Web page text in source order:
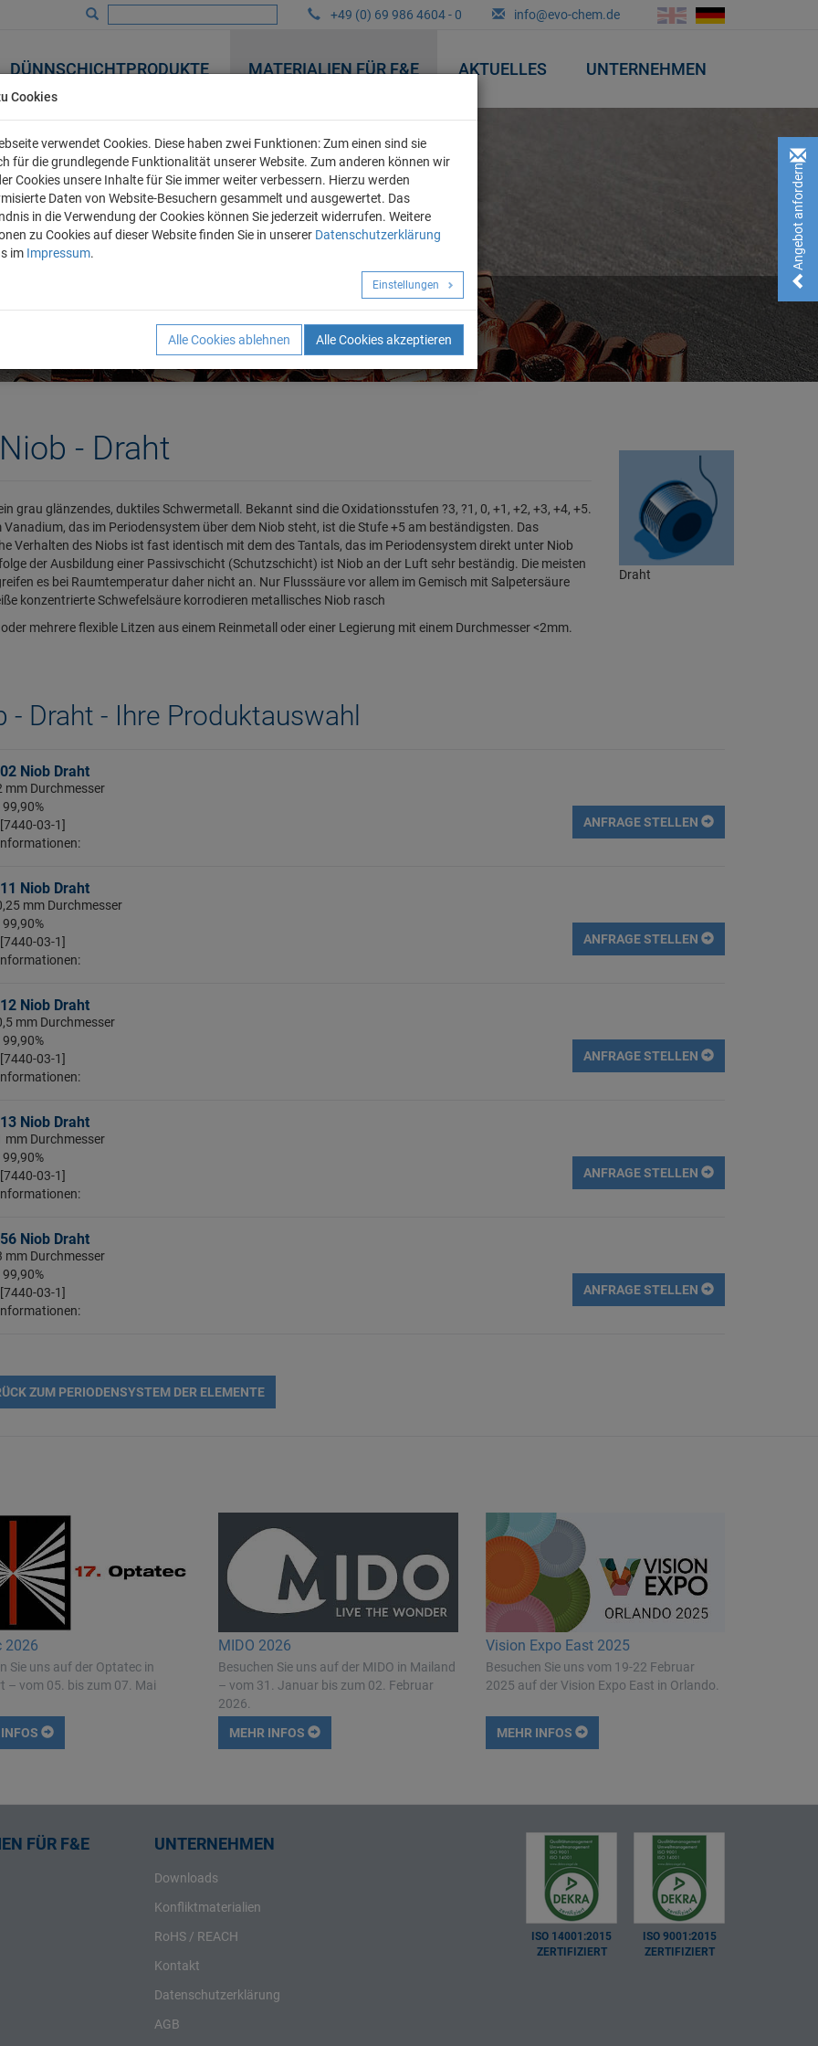
+49 (0) 69 986 4604 - 0 info@evo-chem.de
DÜNNSCHICHTPRODUKTE MATERIALIEN FÜR F&E AKTUELLES UNTERNEHMEN
Angebot anfordern!
Niob - Draht
grau glänzendes, duktiles Schwermetall. Bekannt sind die Oxidationsstufen ?3, ?1, 0, +1, +2, +3, +4, +5.
Vanadium, das im Periodensystem über dem Niob steht, ist die Stufe +5 am beständigsten. Das
Verhalten des Niobs ist fast identisch mit dem des Tantals, das im Periodensystem direkt unter Niob
der Ausbildung einer Passivschicht (Schutzschicht) ist Niob an der Luft sehr beständig. Die meisten
es bei Raumtemperatur daher nicht an. Nur Flusssäure vor allem im Gemisch mit Salpetersäure
konzentrierte Schwefelsäure korrodieren metallisches Niob rasch
oder mehrere flexible Litzen aus einem Reinmetall oder einer Legierung mit einem Durchmesser <2mm.
Draht
- Draht - Ihre Produktauswahl
Niob Draht
mm Durchmesser
03-1]
ANFRAGE STELLEN
Niob Draht
mm Durchmesser
03-1]
ANFRAGE STELLEN
Niob Draht
mm Durchmesser
03-1]
ANFRAGE STELLEN
Niob Draht
mm Durchmesser
03-1]
ANFRAGE STELLEN
Niob Draht
mm Durchmesser
03-1]
ANFRAGE STELLEN
ZUM PERIODENSYSTEM DER ELEMENTE
2026
Sie uns auf der Optatec in
– vom 05. bis zum 07. Mai
MIDO 2026
Besuchen Sie uns auf der MIDO in Mailand
– vom 31. Januar bis zum 02. Februar
2026.
MEHR INFOS
Vision Expo East 2025
Besuchen Sie uns vom 19-22 Februar
2025 auf der Vision Expo East in Orlando.
MEHR INFOS
FÜR F&E UNTERNEHMEN
Downloads
Konfliktmaterialien
RoHS / REACH
Kontakt
Datenschutzerklärung
AGB
ISO 14001:2015
ZERTIFIZIERT
ISO 9001:2015
ZERTIFIZIERT
Cookies
verwendet Cookies. Diese haben zwei Funktionen: Zum einen sind sie
für die grundlegende Funktionalität unserer Website. Zum anderen können wir
Cookies unsere Inhalte für Sie immer weiter verbessern. Hierzu werden
Daten von Website-Besuchern gesammelt und ausgewertet. Das
in die Verwendung der Cookies können Sie jederzeit widerrufen. Weitere
zu Cookies auf dieser Website finden Sie in unserer Datenschutzerklärung
im Impressum.
Einstellungen
Alle Cookies ablehnen Alle Cookies akzeptieren